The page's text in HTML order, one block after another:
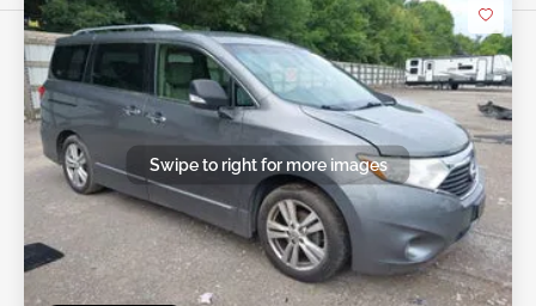
Swipe to right for more images